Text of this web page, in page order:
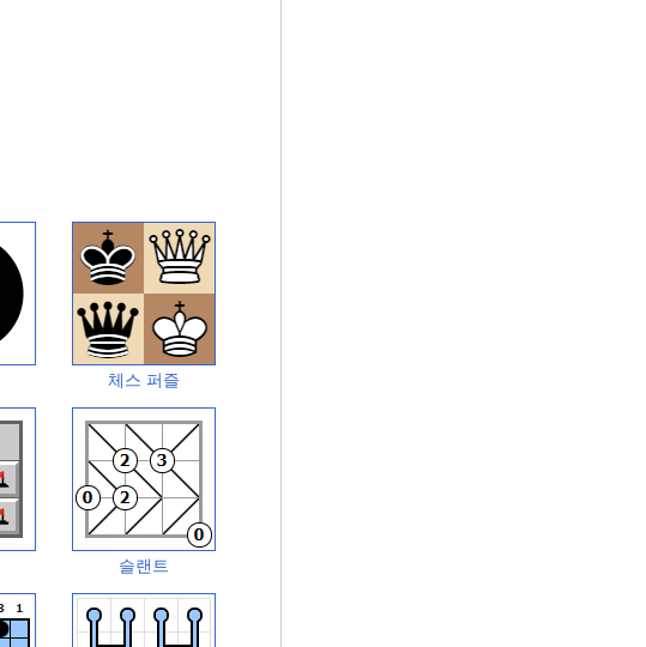
체스 퍼즐
슬랜트